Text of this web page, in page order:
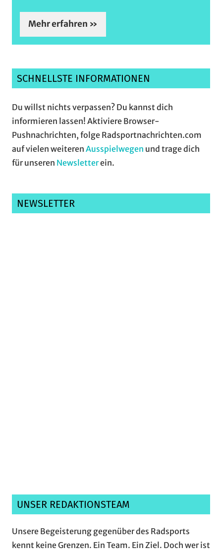
Mehr erfahren »
SCHNELLSTE INFORMATIONEN
Du willst nichts verpassen? Du kannst dich
informieren lassen! Aktiviere Browser-
Pushnachrichten, folge Radsportnachrichten.com
auf vielen weiteren Ausspielwegen und trage dich
für unseren Newsletterein.
NEWSLETTER
UNSER REDAKTIONSTEAM
Unsere Begeisterung gegenüber des Radsports
kennt keine Grenzen. Ein Team. Ein Ziel. Doch wer ist